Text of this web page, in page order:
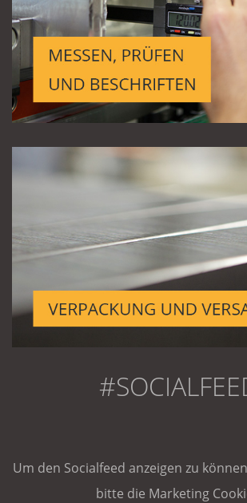
Um den Socialfeed anzeigen zu
bitte die Marketing